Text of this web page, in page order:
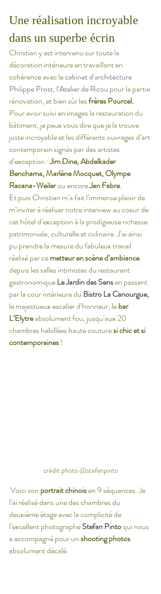
Une réalisation incroyable
dans un superbe écrin
Christian y est intervenu sur toute la
décoration intérieure en travaillant en
cohérence avec le cabinet d’architecture
Philippe Prost, l’Atelier de Ricou pour la partie
rénovation, et bien sûr les frères Pourcel.
Pour avoir suivi en images la restauration du
bâtiment, je peux vous dire que je la trouve
juste incroyable et les différents ouvrages d’art
contemporain signés par des artistes
d’exception : Jim Dine, Abdelkader
Benchama, Marlène Mocquet, Olympe
Racana-Weiler ou encore Jan Fabre.
Et puis Christian m’a fait l’immense plaisir de
m’inviter à réaliser notre interview au coeur de
cet hôtel d’exception à la prodigieuse richesse
patrimoniale, culturelle et culinaire. J’ai ainsi
pu prendre la mesure du fabuleux travail
réalisé par ce metteur en scène d’ambiance
depuis les salles intimistes du restaurant
gastronomique Le Jardin des Sens en passant
par la cour intérieure du Bistro La Canourgue,
le majestueux escalier d’honneur, le bar
L’Elytre absolument fou, jusqu’aux 20
chambres habillées haute couture si chic et si
contemporaines !
crédit photo @stefanpinto
Voici son portrait chinois en 9 séquences. Je
l’ai réalisé dans une des chambres du
deuxième étage avec la complicité de
l’excellent photographe Stefan Pinto qui nous
a accompagné pour un shooting photos
absolument décalé.